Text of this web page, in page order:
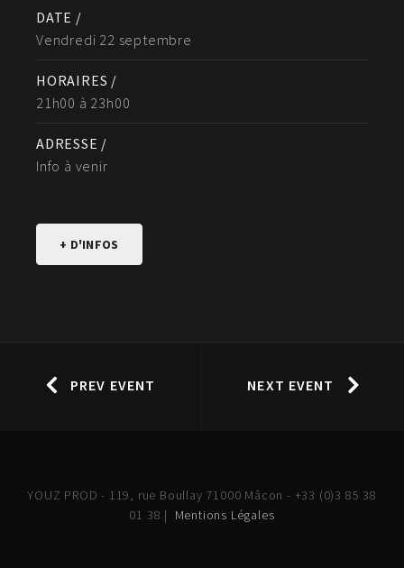
DATE /
Vendredi 22 septembre
HORAIRES /
21h00 à 23h00
ADRESSE /
Info à venir
+ D'INFOS
PREV EVENT NEXT EVENT
YOUZ PROD - 119, rue Boullay 71000 Mâcon - +33 (0)3 85 38
01 38 | Mentions Légales